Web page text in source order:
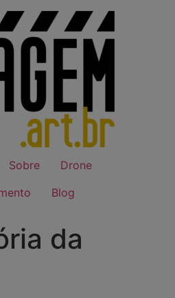
Sobre
Drone
Blog
da